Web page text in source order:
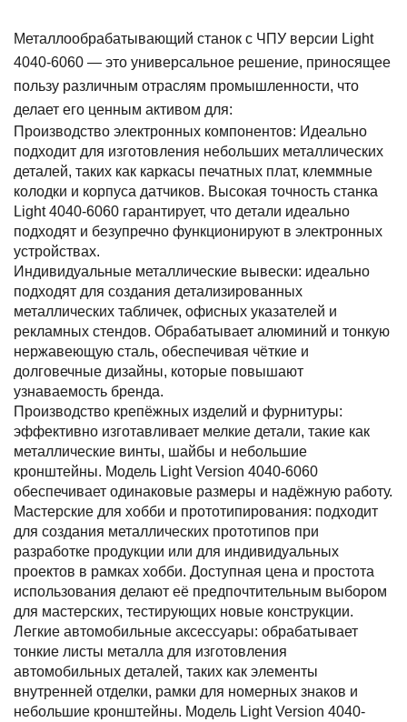
Металлообрабатывающий станок с ЧПУ версии Light
4040-6060 — это универсальное решение, приносящее
пользу различным отраслям промышленности, что
делает его ценным активом для:
Производство электронных компонентов: Идеально
подходит для изготовления небольших металлических
деталей, таких как каркасы печатных плат, клеммные
колодки и корпуса датчиков. Высокая точность станка
Light 4040-6060 гарантирует, что детали идеально
подходят и безупречно функционируют в электронных
устройствах.
Индивидуальные металлические вывески: идеально
подходят для создания детализированных
металлических табличек, офисных указателей и
рекламных стендов. Обрабатывает алюминий и тонкую
нержавеющую сталь, обеспечивая чёткие и
долговечные дизайны, которые повышают
узнаваемость бренда.
Производство крепёжных изделий и фурнитуры:
эффективно изготавливает мелкие детали, такие как
металлические винты, шайбы и небольшие
кронштейны. Модель Light Version 4040-6060
обеспечивает одинаковые размеры и надёжную работу.
Мастерские для хобби и прототипирования: подходит
для создания металлических прототипов при
разработке продукции или для индивидуальных
проектов в рамках хобби. Доступная цена и простота
использования делают её предпочтительным выбором
для мастерских, тестирующих новые конструкции.
Легкие автомобильные аксессуары: обрабатывает
тонкие листы металла для изготовления
автомобильных деталей, таких как элементы
внутренней отделки, рамки для номерных знаков и
небольшие кронштейны. Модель Light Version 4040-